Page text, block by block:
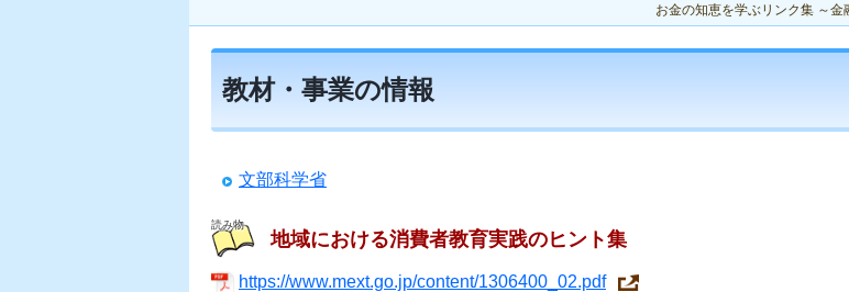
お金の知恵を学ぶリンク集 ～金
教材・事業の情報
文部科学省
読み物
地域における消費者教育実践のヒント集
https://www.mext.go.jp/content/1306400_02.pdf